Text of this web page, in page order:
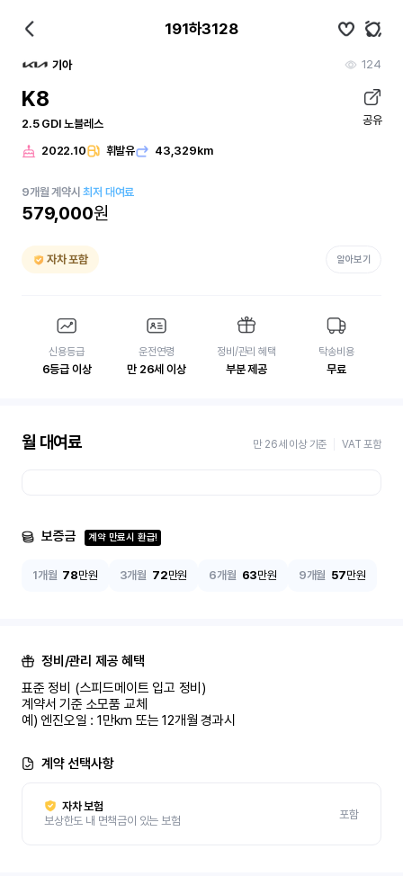
191하3128
기아 124
K8
2.5 GDI 노블레스 공유
2022.10 휘발유 43,329km
9개월 계약시최저 대여료
579,000원
자차 포함 알아보기
신용등급
6등급 이상
운전연령
만 26세 이상
정비/관리 혜택
부분 제공
탁송비용
무료
월 대여료 만 26세 이상 기준 VAT 포함
보증금 계약 만료시 환급!
1개월 78만원 3개월 72만원 6개월 63만원 9개월 57만원
정비/관리 제공 혜택
표준 정비 (스피드메이트 입고 정비)
계약서 기준 소모품 교체
예) 엔진오일 : 1만km 또는 12개월 경과시
계약 선택사항
자차 보험
보상한도 내 면책금이 있는 보험
포함